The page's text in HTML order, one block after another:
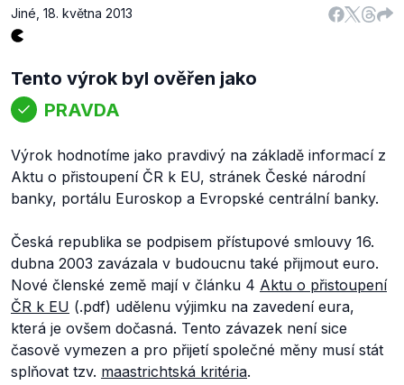
Jiné 18. května 2013
Tento výrok byl ověřen jako
PRAVDA
Výrok hodnotíme jako pravdivý na základě informací z
Aktu o přistoupení ČR k EU, stránek České národní
banky, portálu Euroskop a Evropské centrální banky.
Česká republika se podpisem přístupové smlouvy 16.
dubna 2003 zavázala v budoucnu také přijmout euro.
Nové členské země mají v článku 4 Aktu o přistoupení
ČR k EU (.pdf) udělenu výjimku na zavedení eura,
která je ovšem dočasná. Tento závazek není sice
časově vymezen a pro přijetí společné měny musí stát
splňovat tzv. maastrichtská kritéria.